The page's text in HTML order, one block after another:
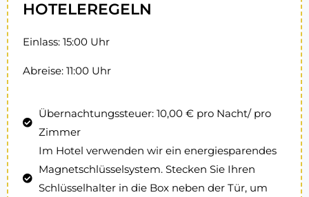
HOTELEREGELN
Einlass: 15:00 Uhr
Abreise: 11:00 Uhr
Übernachtungssteuer: 10,00 € pro Nacht/ pro
Zimmer
Im Hotel verwenden wir ein energiesparendes
Magnetschlüsselsystem. Stecken Sie Ihren
Schlüsselhalter in die Box neben der Tür, um